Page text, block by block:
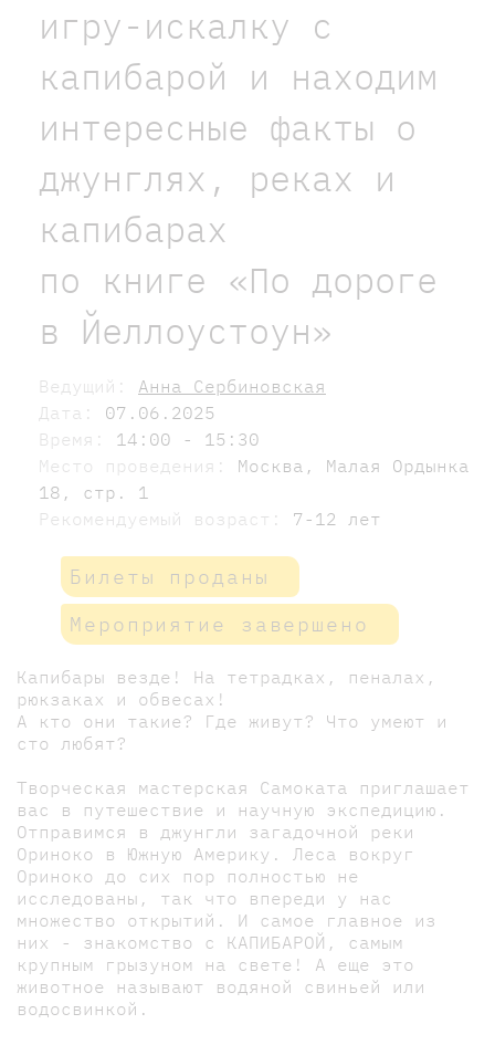
игру-искалку с
капибарой и находим
интересные факты о
джунглях, реках и
капибарах
по книге «По дороге
в Йеллоустоун»
Ведущий: Анна Сербиновская
Дата: 07.06.2025
Время: 14:00 - 15:30
Место проведения: Москва, Малая Ордынка
18, стр. 1
Рекомендуемый возраст: 7-12 лет
Билеты проданы
Мероприятие завершено
Капибары везде! На тетрадках, пеналах,
рюкзаках и обвесах!
А кто они такие? Где живут? Что умеют и
сто любят?
Творческая мастерская Самоката приглашает
вас в путешествие и научную экспедицию.
Отправимся в джунгли загадочной реки
Ориноко в Южную Америку. Леса вокруг
Ориноко до сих пор полностью не
исследованы, так что впереди у нас
множество открытий. И самое главное из
них - знакомство с КАПИБАРОЙ, самым
крупным грызуном на свете! А еще это
животное называют водяной свиньей или
водосвинкой.